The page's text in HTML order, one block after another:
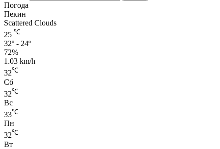
Погода
Пекин
Scattered Clouds
25 ℃
32º - 24º
72%
1.03 km/h
32℃
Сб
32℃
Вс
33℃
Пн
32℃
Вт